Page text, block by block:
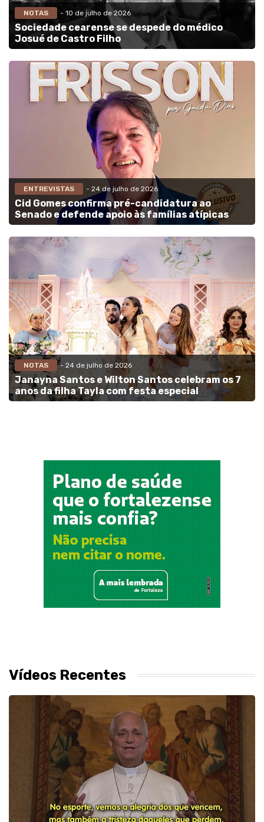
NOTAS - 10 de julho de 2026
Sociedade cearense se despede do médico
Josué de Castro Filho
ENTREVISTAS - 24 de julho de 2026
Cid Gomes confirma pré-candidatura ao
Senado e defende apoio às famílias atípicas
NOTAS - 24 de julho de 2026
Janayna Santos e Wilton Santos celebram os 7
anos da filha Tayla com festa especial
Vídeos Recentes